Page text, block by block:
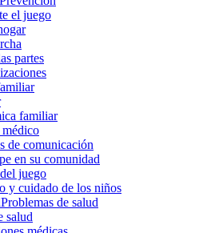
el juego
partes
familiar
de comunicación
en su comunidad
juego
y cuidado de los niños
Problemas de salud
salud